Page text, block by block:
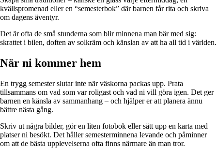
kvällspromenad eller en “semesterbok” där barnen får rita och skriva
om dagens äventyr.
Det är ofta de små stunderna som blir minnena man bär med sig:
skrattet i bilen, doften av solkräm och känslan av att ha all tid i världen.
När ni kommer hem
En trygg semester slutar inte när väskorna packas upp. Prata
tillsammans om vad som var roligast och vad ni vill göra igen. Det ger
barnen en känsla av sammanhang – och hjälper er att planera ännu
bättre nästa gång.
Skriv ut några bilder, gör en liten fotobok eller sätt upp en karta med
platser ni besökt. Det håller semesterminnena levande och påminner
om att de bästa upplevelserna ofta finns närmare än man tror.